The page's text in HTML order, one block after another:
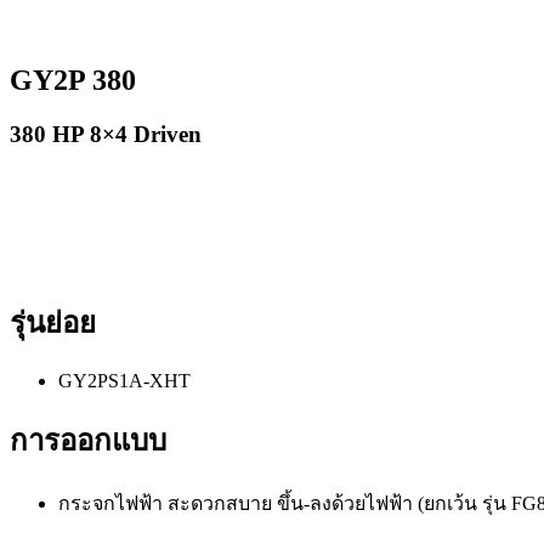
GY2P 380
380 HP 8×4 Driven
รุ่นย่อย
GY2PS1A-XHT
การออกแบบ
กระจกไฟฟ้า สะดวกสบาย ขึ้น-ลงด้วยไฟฟ้า (ยกเว้น รุ่น